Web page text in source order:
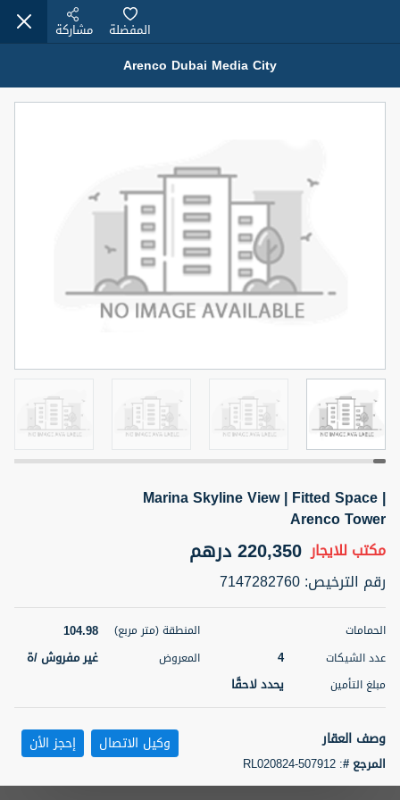
Modern Renovated Unit Near Marina Metro Station
95,000 درهم
سرير
1
حمام
1
المنطقة (متر
70.03
المعروض الشيكات
اسم الوسيط
NILOOFAR ABBAS VAKIL
رقم الوسيط
أتصل الأن
5 أشهر +
ELBRUS TOWER UNIT 2701 ON RENT
شقة للإيجار 95,000 درهم
سرير
1
71.39
الشيكات
اسم الوسيط
ABDEMANAF EQBALBHAI KHANBHAI
KHANBHAI EQBALBHAI SIRAJUDDIN
أتصل
الأن
5 أشهر +
Arenco Dubai Media City
المفضلة مشاركة
Marina Skyline View | Fitted Space |
Arenco Tower
مكتب للايجار 220,350 درهم
رقم الترخيص:
7147282760
الحمامات المنطقة (متر مربع) 104.98
عدد الشيكات 4 المعروض غير مفروش /ة
مبلغ التأمين يحدد لاحقًا
وصف العقار
المرجع #:
RL020824-507912
وكيل الاتصال إحجز الأن تصفية المفضلة خريطة